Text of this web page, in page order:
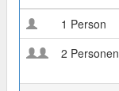
1 Person
2 Personen